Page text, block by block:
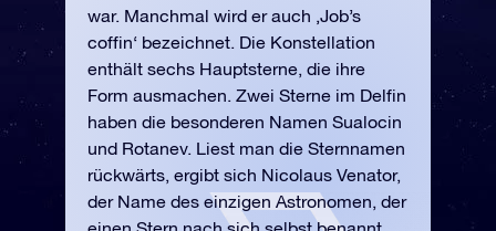
war. Manchmal wird er auch ‚Job’s
coffin‘ bezeichnet. Die Konstellation
enthält sechs Hauptsterne, die ihre
Form ausmachen. Zwei Sterne im Delfin
haben die besonderen Namen Sualocin
und Rotanev. Liest man die Sternnamen
rückwärts, ergibt sich Nicolaus Venator,
der Name des einzigen Astronomen, der